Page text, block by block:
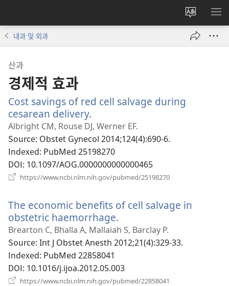
사이트
언어
변경
메
내과 및 외과
산과
경제적 효과
Cost savings of red cell salvage during
cesarean delivery.
로
운
창
열
기)
Albright CM, Rouse DJ, Werner EF.
Source‎: Obstet Gynecol 2014;124(4):690-6.
Indexed‎: PubMed 25198270
DOI‎: 10.1097/AOG.0000000000000465
https://www.ncbi.nlm.nih.gov/pubmed/25198270
창
열
The economic benefits of cell salvage in
obstetric haemorrhage.
로
운
열
기)
Brearton C, Bhalla A, Mallaiah S, Barclay P.
Source‎: Int J Obstet Anesth 2012;21(4):329-33.
Indexed‎: PubMed 22858041
DOI‎: 10.1016/j.ijoa.2012.05.003
https://www.ncbi.nlm.nih.gov/pubmed/22858041